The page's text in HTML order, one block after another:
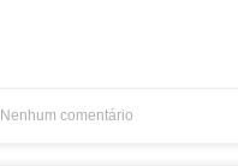
Nenhum comentário